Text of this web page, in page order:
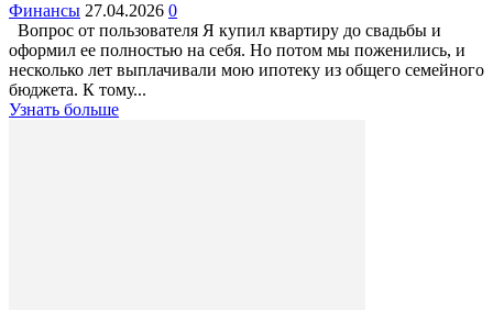
Финансы 27.04.2026 0
Вопрос от пользователя Я купил квартиру до свадьбы и
оформил ее полностью на себя. Но потом мы поженились, и
несколько лет выплачивали мою ипотеку из общего семейного
бюджета. К тому...
Узнать больше